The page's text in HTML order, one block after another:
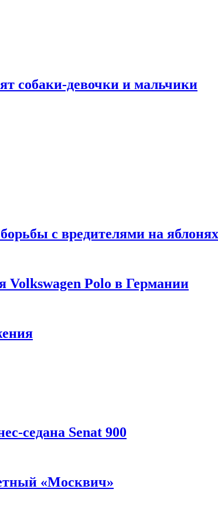
собаки-девочки и мальчики
с вредителями на яблонях
Volkswagen Polo в Германии
седана Senat 900
«Москвич»